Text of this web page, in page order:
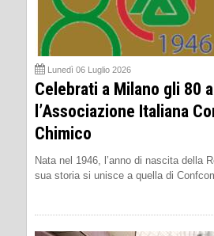
Lunedì 06 Luglio 2026
Celebrati a Milano gli 80
l’Associazione Italiana
Chimico
Nata nel 1946, l’anno di nascita della
sua storia si unisce a quella di